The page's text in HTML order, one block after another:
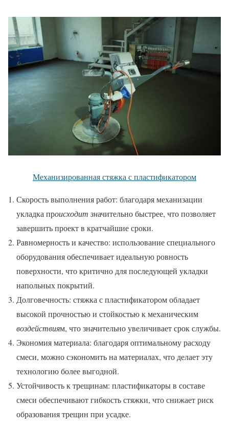
Механизированная стяжка с пластификатором
Скорость выполнения работ: благодаря механизации
укладка происходит значительно быстрее, что позволяет
завершить проект в кратчайшие сроки.
Равномерность и качество: использование специального
оборудования обеспечивает идеальную ровность
поверхности, что критично для последующей укладки
напольных покрытий.
Долговечность: стяжка с пластификатором обладает
высокой прочностью и стойкостью к механическим
воздействиям, что значительно увеличивает срок службы.
Экономия материала: благодаря оптимальному расходу
смеси, можно сэкономить на материалах, что делает эту
технологию более выгодной.
Устойчивость к трещинам: пластификаторы в составе
смеси обеспечивают гибкость стяжки, что снижает риск
образования трещин при усадке.